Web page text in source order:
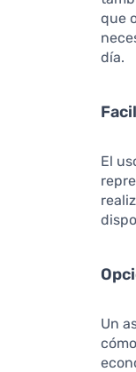
que
día.
El
Un